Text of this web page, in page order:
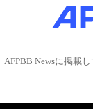
AFPBB Newsに掲載